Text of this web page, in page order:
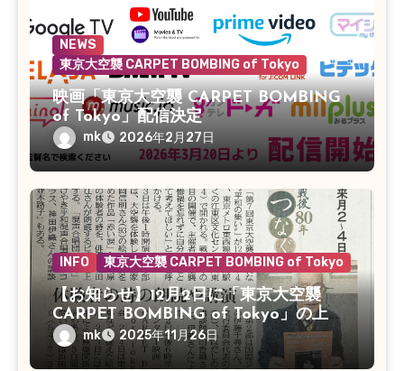
NEWS
東京大空襲 CARPET BOMBING of Tokyo
映画「東京大空襲 CARPET BOMBING
of Tokyo」配信決定
mk 2026年2月27日
INFO 東京大空襲 CARPET BOMBING of Tokyo
【お知らせ】12月2日に「東京大空襲
CARPET BOMBING of Tokyo」の上映
会があります
mk 2025年11月26日